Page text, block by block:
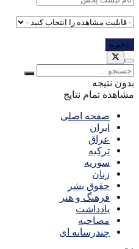
بدون نتیجه
مشاهده تمام نتایج
صفحه اصلی
ایران
عراق
ترکیه
سوریه
زنان
حقوق بشر
فرهنگ و هنر
یادداشت
مصاحبه
چندرسانه ای